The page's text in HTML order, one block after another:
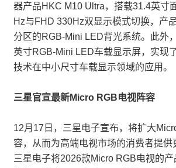
器产品HKC M10 Ultra，搭载31.4英寸
Hz与FHD 330Hz双显示模式切换，产
分区的RGB-Mini LED背光系统。此外
英寸RGB-Mini LED车载显示屏，实现
技术在中小尺寸车载显示领域的应用。
三星官宣最新Micro RGB电视阵容
12月17日，三星电子宣布，将扩大
容，从而为高端电视市场的消费者提供
三星电子将2026款Micro RGB电视的产